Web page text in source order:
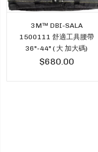
3M™ DBI-SALA
1500111 舒適工具腰帶
36"-44" ( 大 加大碼)
$680.00